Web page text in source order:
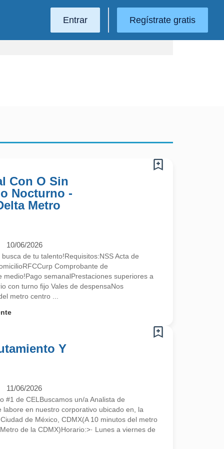
Entrar Regístrate gratis
Con O Sin
Nocturno -
Metro
10/06/2026
de tu talento!Requisitos:NSS Acta de
Comprobante de
medio!Pago semanalPrestaciones superiores a
con turno fijo Vales de despensaNos
metro centro ...
Y
11/06/2026
#1 de CELBuscamos un/a Analista de
labore en nuestro corporativo ubicado en, la
de México, CDMX(A 10 minutos del metro
de la CDMX)Horario:>· Lunes a viernes de